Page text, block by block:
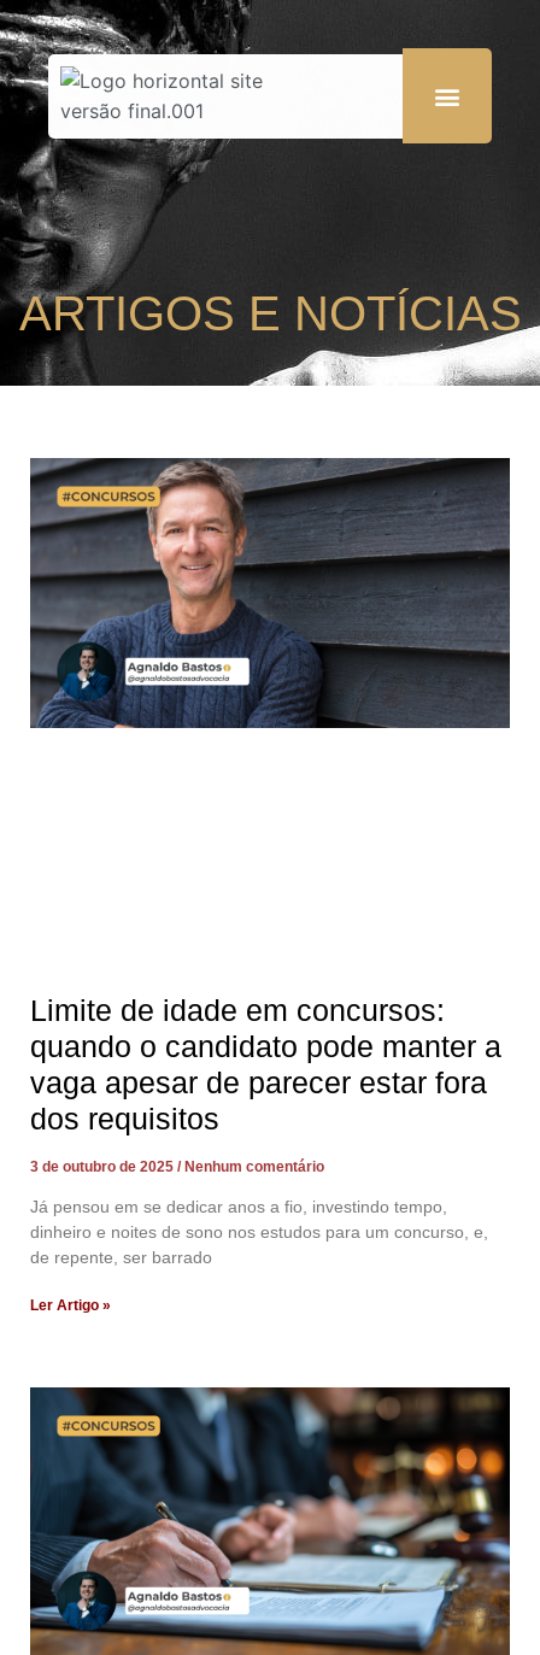
ARTIGOS E NOTÍCIAS
Limite de idade em concursos:
quando o candidato pode manter a
vaga apesar de parecer estar fora
dos requisitos
3 de outubro de 2025 Nenhum comentário
Já pensou em se dedicar anos a fio, investindo tempo,
dinheiro e noites de sono nos estudos para um concurso, e,
de repente, ser barrado
Ler Artigo »